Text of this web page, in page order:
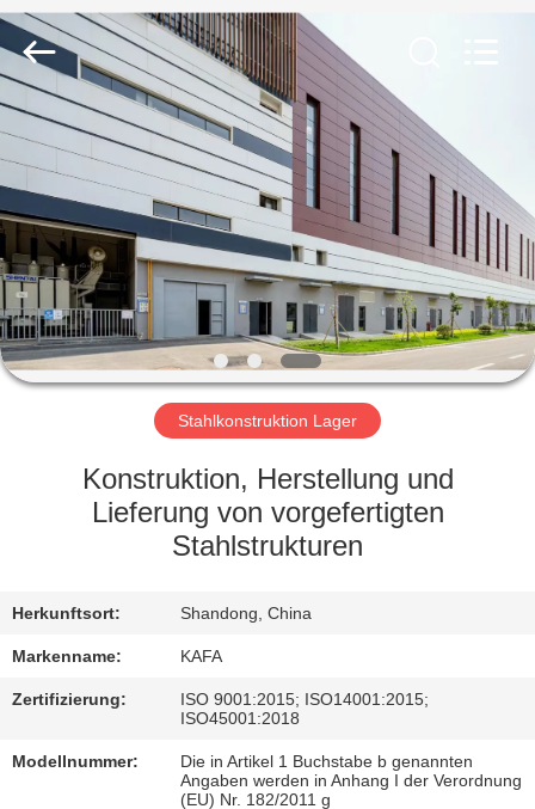
ZU
HAUSE
PRODUKTE
VIDEOS
VR
ÜBER
WERKSBESICHTIGUNG
QUALITÄTSKONTROLLE
KONTAKT
Fabrication
Co.,
Ltd..
Rights
Reserved.
Stahlkonstruktion Lager
Konstruktion, Herstellung und
Lieferung von vorgefertigten
Stahlstrukturen
Herkunftsort: Shandong, China
Markenname: KAFA
Zertifizierung:
ISO 9001:2015; ISO14001:2015;
ISO45001:2018
Modellnummer:
Die in Artikel 1 Buchstabe b genannten
Angaben werden in Anhang I der Verordnung
(EU) Nr. 182/2011 g